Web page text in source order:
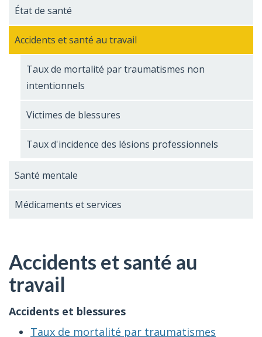
État de santé
Accidents et santé au travail
Taux de mortalité par traumatismes non
intentionnels
Victimes de blessures
Taux d'incidence des lésions professionnels
Santé mentale
Médicaments et services
Accidents et santé au
travail
Accidents et blessures
Taux de mortalité par traumatismes